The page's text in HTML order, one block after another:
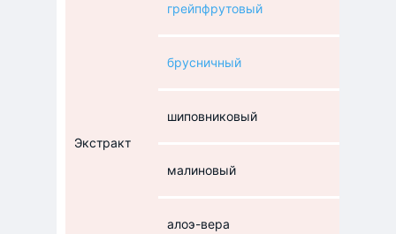
Экстракт
грейпфрутовый
брусничный
шиповниковый
малиновый
алоэ-вера